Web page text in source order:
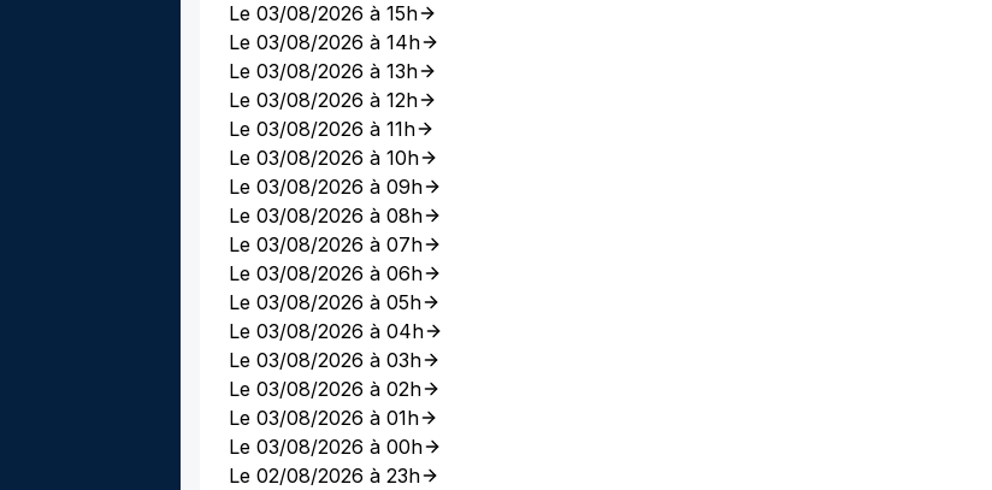
Le 03/08/2026 à 15h
Le 03/08/2026 à 14h
Le 03/08/2026 à 13h
Le 03/08/2026 à 12h
Le 03/08/2026 à 11h
Le 03/08/2026 à 10h
Le 03/08/2026 à 09h
Le 03/08/2026 à 08h
Le 03/08/2026 à 07h
Le 03/08/2026 à 06h
Le 03/08/2026 à 05h
Le 03/08/2026 à 04h
Le 03/08/2026 à 03h
Le 03/08/2026 à 02h
Le 03/08/2026 à 01h
Le 03/08/2026 à 00h
Le 02/08/2026 à 23h